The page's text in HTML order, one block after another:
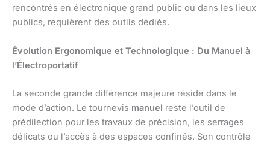
rencontrés en électronique grand public ou dans les lieux
publics, requièrent des outils dédiés.
Évolution Ergonomique et Technologique : Du Manuel à
l’Électroportatif
La seconde grande différence majeure réside dans le
mode d’action. Le tournevis manuel reste l’outil de
prédilection pour les travaux de précision, les serrages
délicats ou l’accès à des espaces confinés. Son contrôle